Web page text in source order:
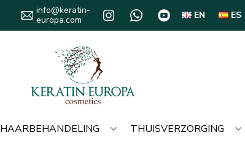
info@keratin-
europa.com
EN ES
HAARBEHANDELING THUISVERZORGING